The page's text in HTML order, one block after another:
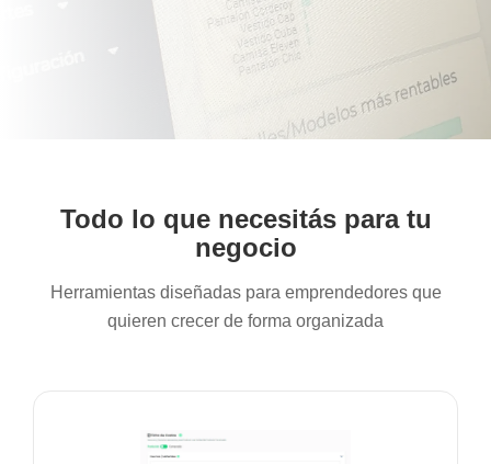
Todo lo que necesitás para tu
negocio
Herramientas diseñadas para emprendedores que
quieren crecer de forma organizada